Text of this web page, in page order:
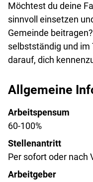
Möchtest du deine
sinnvoll einsetzen
Gemeinde
selbstständig und im
darauf, dich
Allgemeine
Arbeitspensum
60-100%
Stellenantritt
Per sofort oder nach
Arbeitgeber